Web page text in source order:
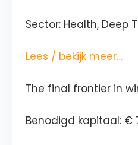
Sector: Health, Deep
Lees / bekijk meer…
The final frontier in
Benodigd kapitaal: €